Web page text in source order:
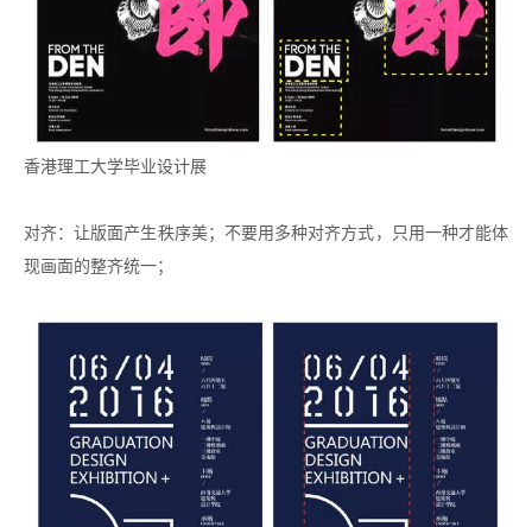
香港理工大学毕业设计展
对齐：让版面产生秩序美；不要用多种对齐方式，只用一种才能体
现画面的整齐统一；